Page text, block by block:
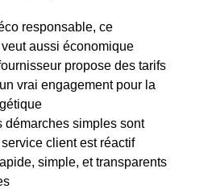
responsable, ce
aussi économique
propose des tarifs
vrai engagement pour la
démarches simples sont
client est réactif
simple, et transparents